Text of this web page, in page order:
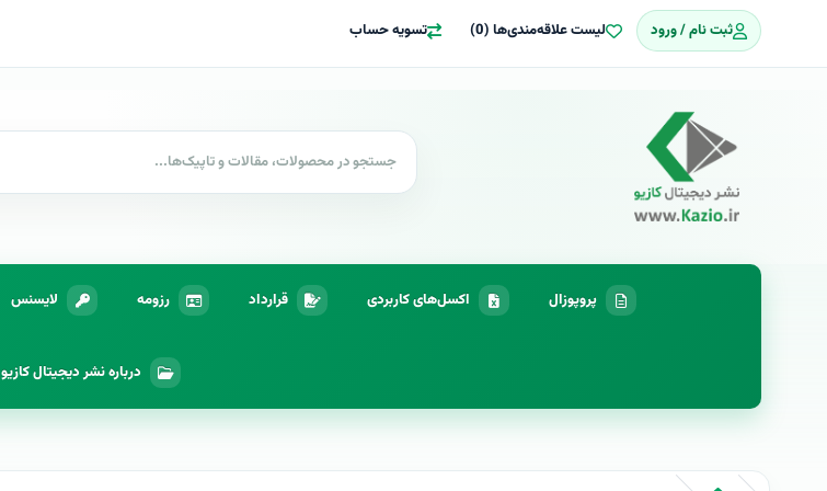
ثبت نام / ورود لیست علاقه‌مندی‌ها (0) تسویه حساب
پروپوزال اکسل‌های کاربردی قرارداد رزومه لایسنس
درباره نشر دیجیتال کازیو